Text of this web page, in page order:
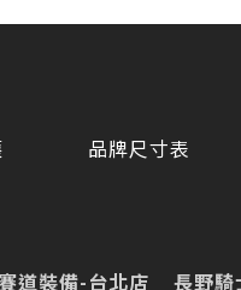
品牌尺寸表
道裝備-台北店 長野